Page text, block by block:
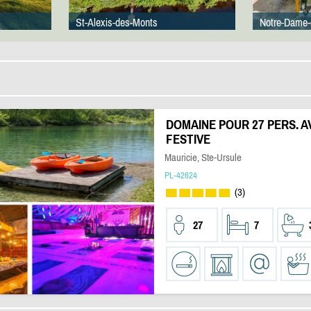
St-Alexis-des-Monts Notre-
DOMAINE POUR 27 PERS.
FESTIVE
Mauricie, Ste-Ursule
PL-42624
(3)
27 7